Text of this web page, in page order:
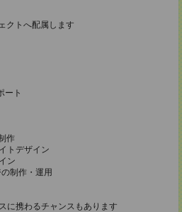
クトへ配属します
ート
作
トデザイン
ン
制作・運用
に携わるチャンスもあります